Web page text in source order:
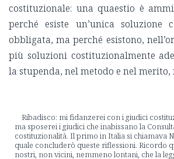
costituzionale: una quaestio è
perché esiste un’unica soluzione
obbligata, ma perché esistono,
più soluzioni costituzionalmente
la stupenda, nel metodo e nel merito,
Ribadisco: mi fidanzerei con i giudici
ma sposerei i giudici che inabissano la
costituzionalità. Il primo in Italia si chiamava
quale concluderò queste riflessioni. Ricordo
nostri, non vicini, nemmeno lontani, che la